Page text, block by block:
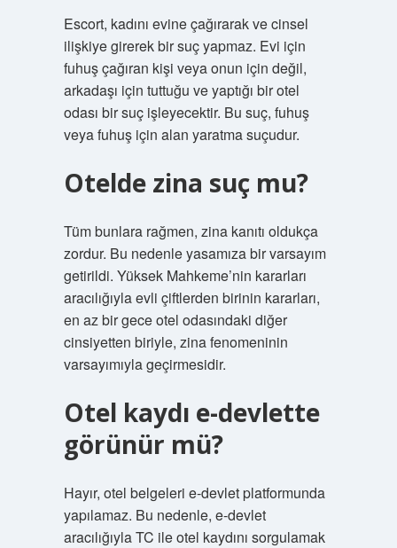
Escort, kadını evine çağırarak ve cinsel
ilişkiye girerek bir suç yapmaz. Evi için
fuhuş çağıran kişi veya onun için değil,
arkadaşı için tuttuğu ve yaptığı bir otel
odası bir suç işleyecektir. Bu suç, fuhuş
veya fuhuş için alan yaratma suçudur.
Otelde zina suç mu?
Tüm bunlara rağmen, zina kanıtı oldukça
zordur. Bu nedenle yasamıza bir varsayım
getirildi. Yüksek Mahkeme’nin kararları
aracılığıyla evli çiftlerden birinin kararları,
en az bir gece otel odasındaki diğer
cinsiyetten biriyle, zina fenomeninin
varsayımıyla geçirmesidir.
Otel kaydı e-devlette
görünür mü?
Hayır, otel belgeleri e-devlet platformunda
yapılamaz. Bu nedenle, e-devlet
aracılığıyla TC ile otel kaydını sorgulamak